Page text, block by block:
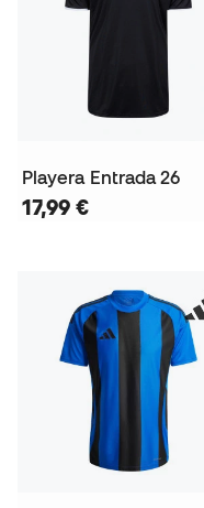
Playera Entrada 26
17,99 €